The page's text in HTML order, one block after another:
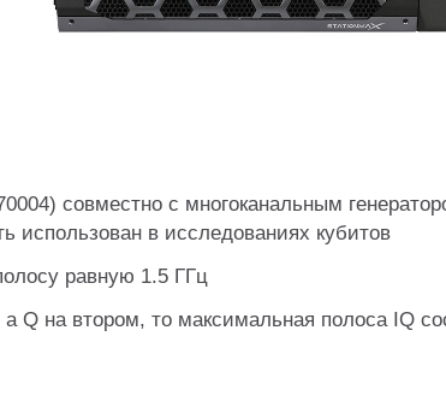
совместно с многоканальным
использован в исследованиях кубитов
равную 1.5 ГГц
на втором, то максимальная полоса IQ